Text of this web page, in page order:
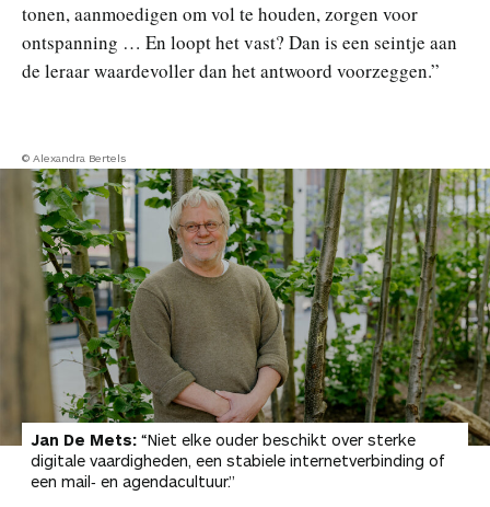
tonen, aanmoedigen om vol te houden, zorgen voor
ontspanning … En loopt het vast? Dan is een seintje aan
de leraar waardevoller dan het antwoord voorzeggen.”
© Alexandra Bertels
Jan De Mets: “Niet elke ouder beschikt over sterke
digitale vaardigheden, een stabiele internetverbinding of
een mail‑ en agendacultuur.”